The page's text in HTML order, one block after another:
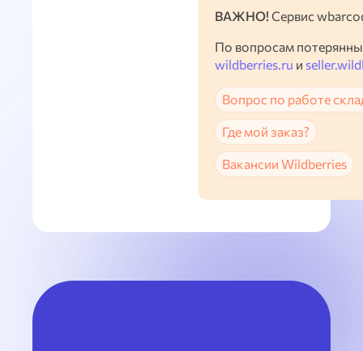
ВАЖНО! Сервис
По вопросам
wildberries.ru и
Вопрос по работе
Где мой заказ?
Вакансии Wildberries